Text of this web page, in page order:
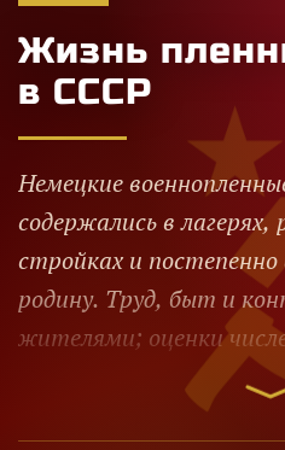
Жизнь
в СССР
Немецкие
содержались в
стройках и
родину. Труд, быт и
жителями; оценки
стоит сопоставлять